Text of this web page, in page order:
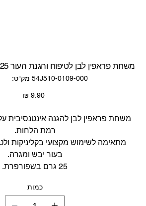
משחת פראפין לבן לטיפוח והגנת העור 25 גרם
מק"ט: מק"ט
54J510-
000
54J510-0109-000
מחיר
משחת פראפין לבן להגנה אינטנסיבית
רמת הלחות.
מתאימה לשימוש מקצועי בקליניקות
בעור יבש ומגרה.
25 גרם בשפורפרת.
כמות